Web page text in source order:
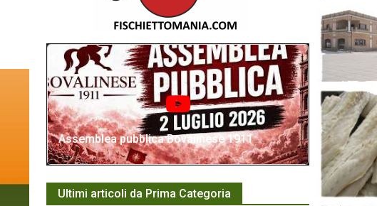
Assemblea pubblica Bovalinese 1911
Ultimi articoli da Prima Categoria